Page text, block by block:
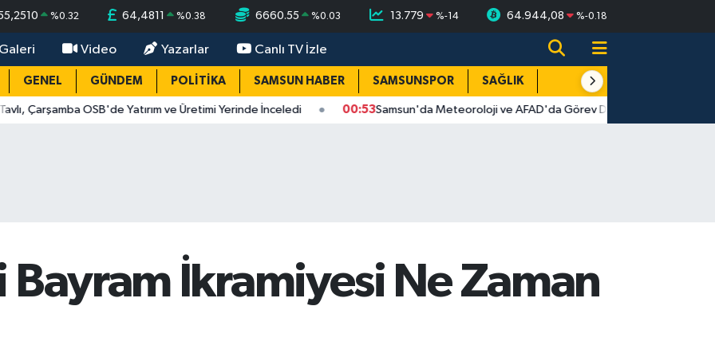
%0.32 64,4811 %0.38 6660.55 %0.03 13.779 %-14 64.944,08 %-0.18
Video Yazarlar Canlı TV İzle
GENEL GÜNDEM POLİTİKA SAMSUN HABER SAMSUNSPOR SAĞLIK TEKNOLOJİ
OSB'de Yatırım ve Üretimi Yerinde İnceledi 00:53 Samsun'da Meteoroloji ve AFAD'da Görev Değişikliği: Vali Tavlı'dan Başarı
Bayram İkramiyesi Ne Zaman